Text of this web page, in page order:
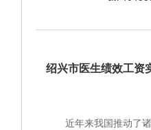
绍兴市医生绩效工资
近年来我国推动了诸